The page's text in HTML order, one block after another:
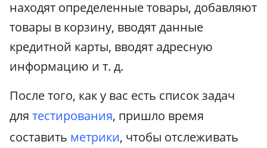
находят определенные товары, добавляют
товары в корзину, вводят данные
кредитной карты, вводят адресную
информацию и т. д.
После того, как у вас есть список задач
для тестирования, пришло время
составить метрики, чтобы отслеживать